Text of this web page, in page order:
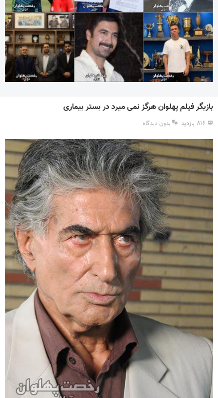
بازیگر فیلم پهلوان هرگز نمی میرد در بستر بیماری
۸۱۶ بازدید بدون دیدگاه